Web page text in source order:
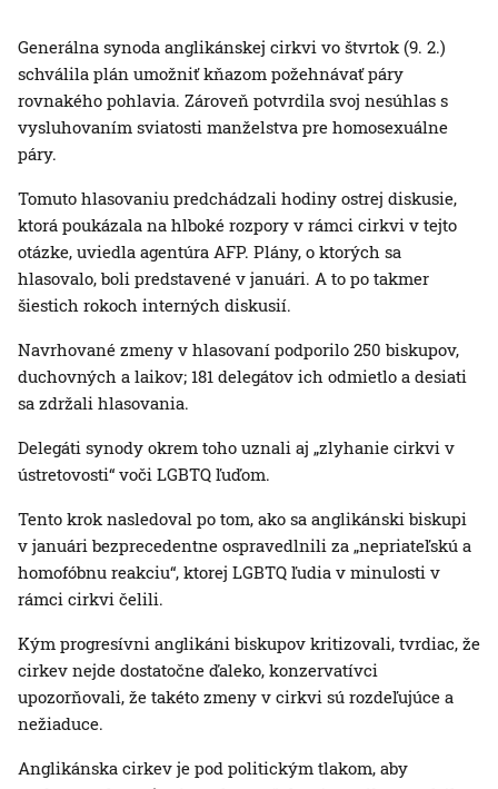
Generálna synoda anglikánskej cirkvi vo štvrtok (9. 2.)
schválila plán umožniť kňazom požehnávať páry
rovnakého pohlavia. Zároveň potvrdila svoj nesúhlas s
vysluhovaním sviatosti manželstva pre homosexuálne
páry.
Tomuto hlasovaniu predchádzali hodiny ostrej diskusie,
ktorá poukázala na hlboké rozpory v rámci cirkvi v tejto
otázke, uviedla agentúra AFP. Plány, o ktorých sa
hlasovalo, boli predstavené v januári. A to po takmer
šiestich rokoch interných diskusií.
Navrhované zmeny v hlasovaní podporilo 250 biskupov,
duchovných a laikov; 181 delegátov ich odmietlo a desiati
sa zdržali hlasovania.
Delegáti synody okrem toho uznali aj „zlyhanie cirkvi v
ústretovosti“ voči LGBTQ ľuďom.
Tento krok nasledoval po tom, ako sa anglikánski biskupi
v januári bezprecedentne ospravedlnili za „nepriateľskú a
homofóbnu reakciu“, ktorej LGBTQ ľudia v minulosti v
rámci cirkvi čelili.
Kým progresívni anglikáni biskupov kritizovali, tvrdiac, že
cirkev nejde dostatočne ďaleko, konzervatívci
upozorňovali, že takéto zmeny v cirkvi sú rozdeľujúce a
nežiaduce.
Anglikánska cirkev je pod politickým tlakom, aby